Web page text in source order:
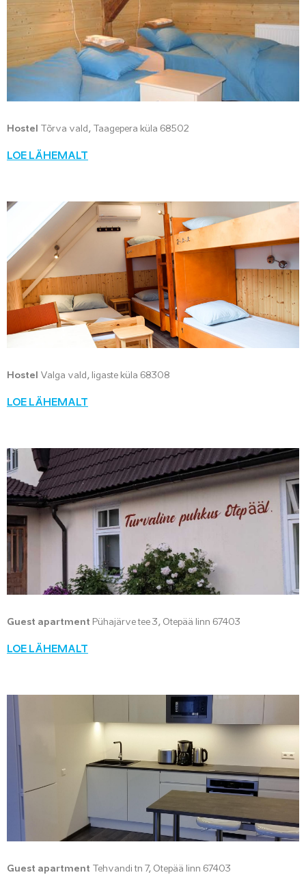
Hostel Tõrva vald, Taagepera küla 68502
LOE LÄHEMALT
Hostel Valga vald, Iigaste küla 68308
LOE LÄHEMALT
Guest apartment Pühajärve tee 3, Otepää linn 67403
LOE LÄHEMALT
Guest apartment Tehvandi tn 7, Otepää linn 67403